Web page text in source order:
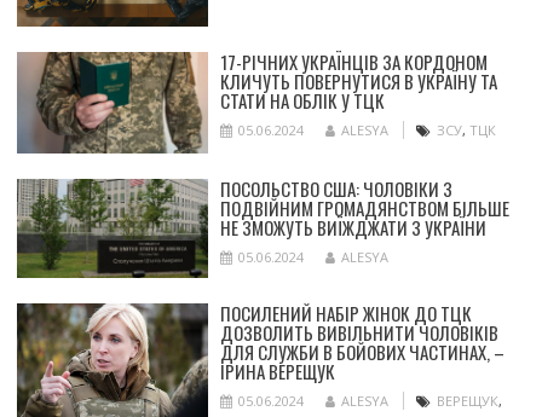
17-РІЧНИХ УКРАЇНЦІВ ЗА КОРДОНОМ
КЛИЧУТЬ ПОВЕРНУТИСЯ В УКРАЇНУ ТА
СТАТИ НА ОБЛІК У ТЦК
05.06.2024 ALESYA ЗСУ, ТЦК
ПОСОЛЬСТВО США: ЧОЛОВІКИ З
ПОДВІЙНИМ ГРОМАДЯНСТВОМ БІЛЬШЕ
НЕ ЗМОЖУТЬ ВИЇЖДЖАТИ З УКРАЇНИ
05.06.2024 ALESYA
ПОСИЛЕНИЙ НАБІР ЖІНОК ДО ТЦК
ДОЗВОЛИТЬ ВИВІЛЬНИТИ ЧОЛОВІКІВ
ДЛЯ СЛУЖБИ В БОЙОВИХ ЧАСТИНАХ, –
ІРИНА ВЕРЕЩУК
05.06.2024 ALESYA ВЕРЕЩУК,